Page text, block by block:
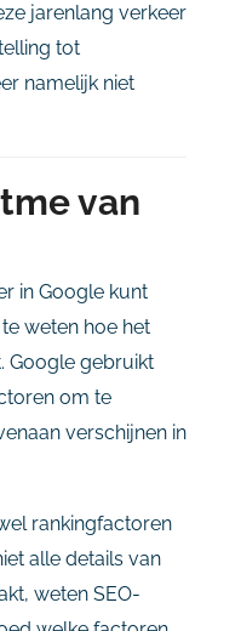
jarenlang verkeer
tot
namelijk niet
van
in Google kunt
te weten hoe het
Google gebruikt
om te
verschijnen in
rankingfactoren
alle details van
weten SEO-